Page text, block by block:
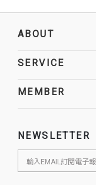
ABOUT
SERVICE
MEMBER
NEWSLETTER